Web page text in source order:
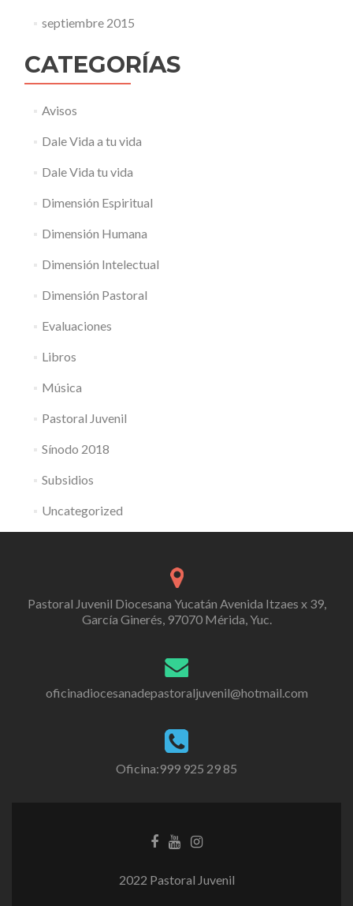
septiembre 2015
CATEGORÍAS
Avisos
Dale Vida a tu vida
Dale Vida tu vida
Dimensión Espiritual
Dimensión Humana
Dimensión Intelectual
Dimensión Pastoral
Evaluaciones
Libros
Música
Pastoral Juvenil
Sínodo 2018
Subsidios
Uncategorized
Pastoral Juvenil Diocesana Yucatán Avenida Itzaes x 39,
García Ginerés, 97070 Mérida, Yuc.
oficinadiocesanadepastoraljuvenil@hotmail.com
Oficina:999 925 29 85
2022 Pastoral Juvenil